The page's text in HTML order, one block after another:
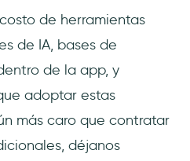
de herramientas
de IA, bases de
de la app, y
adoptar estas
más caro que contratar
déjanos